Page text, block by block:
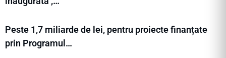
Peste 1,7 miliarde de lei, pentru proiecte finanțate
prin Programul…